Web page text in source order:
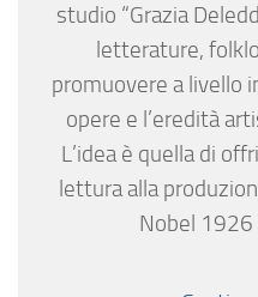
studio “Grazia
letterature,
promuovere a livello
opere e l’eredità
L’idea è quella di
lettura alla
Nobel